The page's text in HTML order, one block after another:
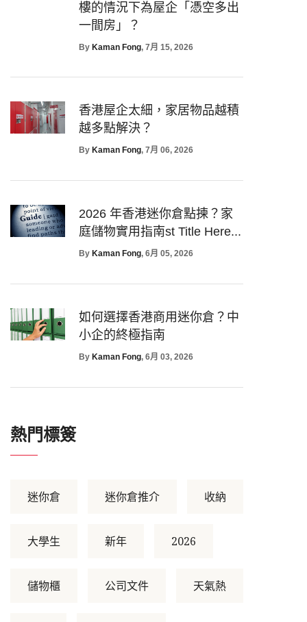
樓的情況下為屋企「憑空多出
一間房」？
By Kaman Fong, 7月 15, 2026
香港屋企太細，家居物品越積
越多點解決？
By Kaman Fong, 7月 06, 2026
2026 年香港迷你倉點揀？家
庭儲物實用指南st Title Here...
By Kaman Fong, 6月 05, 2026
如何選擇香港商用迷你倉？中
小企的終極指南
By Kaman Fong, 6月 03, 2026
熱門標簽
迷你倉 迷你倉推介 收納
大學生 新年 2026
儲物櫃 公司文件 天氣熱